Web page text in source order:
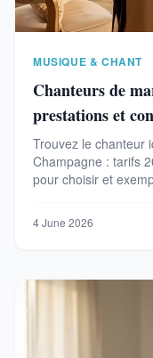
MUSIQUE & CHANT
Chanteurs de
prestations et
Trouvez le chanteur
Champagne : tarifs
pour choisir et
4 June 2026